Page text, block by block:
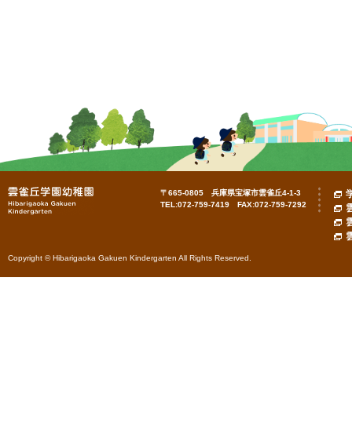
〒665-0805 兵庫県宝塚市雲雀丘4-1-3
TEL:072-759-7419 FAX:072-759-7292
Copyright © Hibarigaoka Gakuen Kindergarten All Rights Reserved.